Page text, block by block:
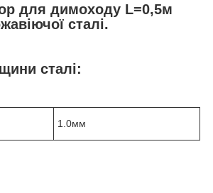
для димоходу L=0,5м
сталі.
сталі:
1.0мм